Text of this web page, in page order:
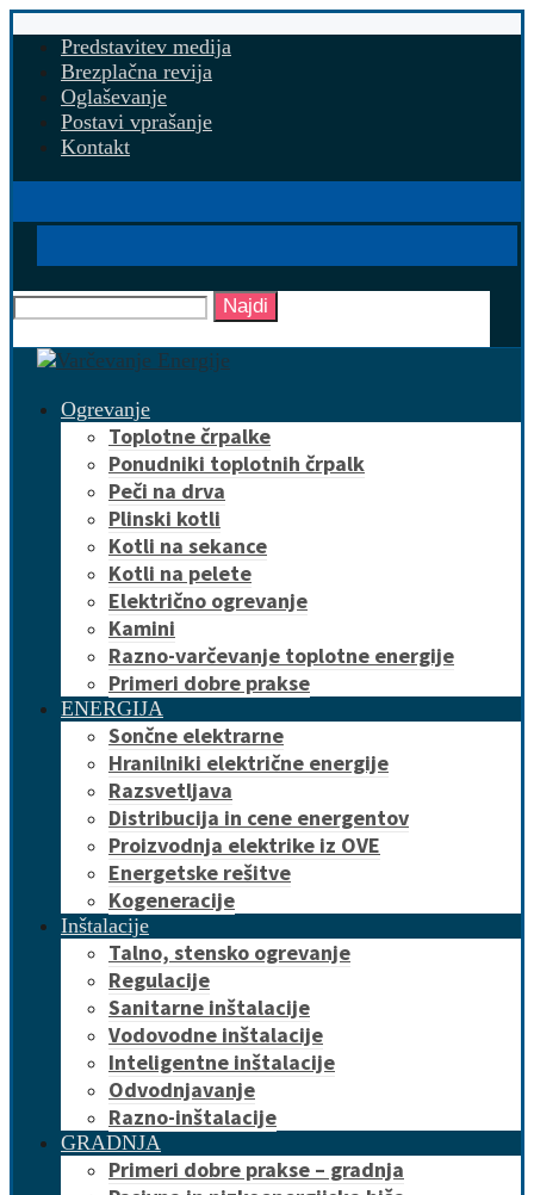
Predstavitev medija
Brezplačna revija
Oglaševanje
Postavi vprašanje
Kontakt
Najdi
Ogrevanje
Toplotne črpalke
Ponudniki toplotnih črpalk
Peči na drva
Plinski kotli
Kotli na sekance
Kotli na pelete
Električno ogrevanje
Kamini
Razno-varčevanje toplotne energije
Primeri dobre prakse
ENERGIJA
Sončne elektrarne
Hranilniki električne energije
Razsvetljava
Distribucija in cene energentov
Proizvodnja elektrike iz OVE
Energetske rešitve
Kogeneracije
Inštalacije
Talno, stensko ogrevanje
Regulacije
Sanitarne inštalacije
Vodovodne inštalacije
Inteligentne inštalacije
Odvodnjavanje
Razno-inštalacije
GRADNJA
Primeri dobre prakse – gradnja